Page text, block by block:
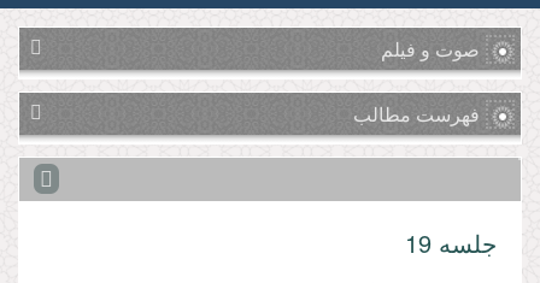
صوت و فیلم
فهرست مطالب
جلسه 19